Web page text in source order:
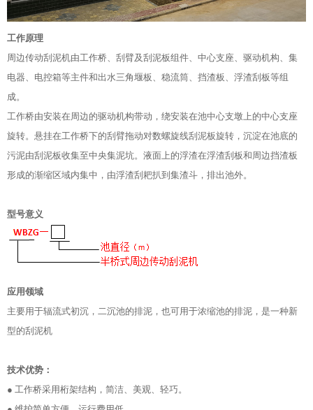
工作原理
周边传动刮泥机由工作桥、刮臂及刮泥板组件、中心支座、驱动机构、集
电器、电控箱等主件和出水三角堰板、稳流筒、挡渣板、浮渣刮板等组
成。
工作桥由安装在周边的驱动机构带动，绕安装在池中心支墩上的中心支座
旋转。悬挂在工作桥下的刮臂拖动对数螺旋线刮泥板旋转，沉淀在池底的
污泥由刮泥板收集至中央集泥坑。液面上的浮渣在浮渣刮板和周边挡渣板
形成的渐缩区域内集中，由浮渣刮耙扒到集渣斗，排出池外。
型号意义
应用领域
主要用于辐流式初沉，二沉池的排泥，也可用于浓缩池的排泥，是一种新
型的刮泥机
技术优势：
● 工作桥采用桁架结构，简洁、美观、轻巧。